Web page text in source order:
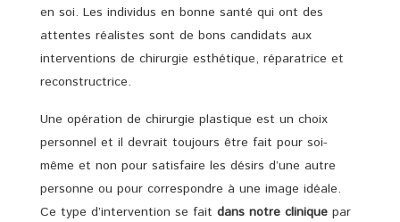
en soi. Les individus en bonne santé qui ont des
attentes réalistes sont de bons candidats aux
interventions de chirurgie esthétique, réparatrice et
reconstructrice.
Une opération de chirurgie plastique est un choix
personnel et il devrait toujours être fait pour soi-
même et non pour satisfaire les désirs d’une autre
personne ou pour correspondre à une image idéale.
Ce type d’intervention se fait dans notre clinique par